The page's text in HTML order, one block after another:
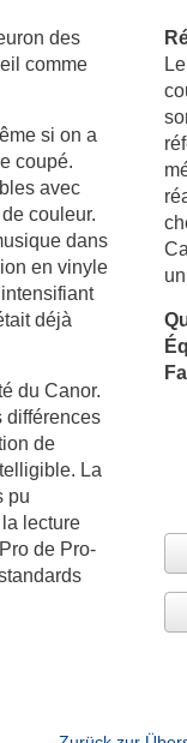
des
comme
si on a
coupé.
avec
couleur.
dans
en vinyle
déjà
du Canor.
différences
de
La
pu
lecture
de Pro-